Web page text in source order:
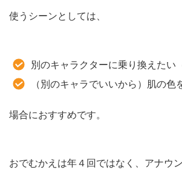
使うシーンとしては、
別のキャラクターに乗り換えたい
（別のキャラでいいから）肌の色
場合におすすめです。
おでむかえは年４回ではなく、アナウ